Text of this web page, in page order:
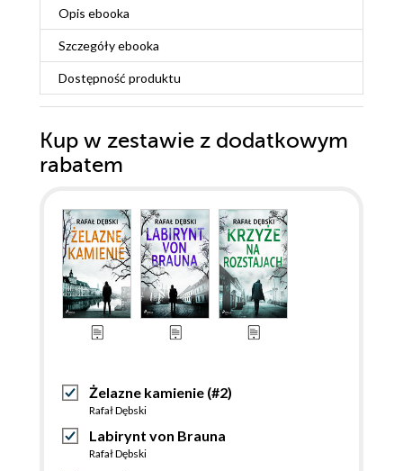
Opis ebooka
Szczegółyebooka
Dostępność produktu
Kup w zestawie z dodatkowym
rabatem
Żelazne kamienie (#2)
Rafał Dębski
Labirynt von Brauna
Rafał Dębski